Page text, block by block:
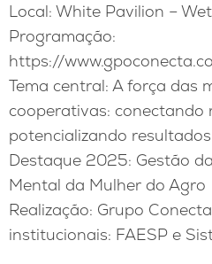
Local: White Pavilion –
Programação:
https://
Tema central: A força das
cooperativas: conectando
potencializando resultados
Destaque 2025: Gestão
Mental da Mulher do Agro
Realização: Grupo
institucionais: FAESP e